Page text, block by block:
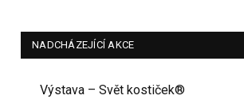
NADCHÁZEJÍCÍ AKCE
Výstava – Svět kostiček®